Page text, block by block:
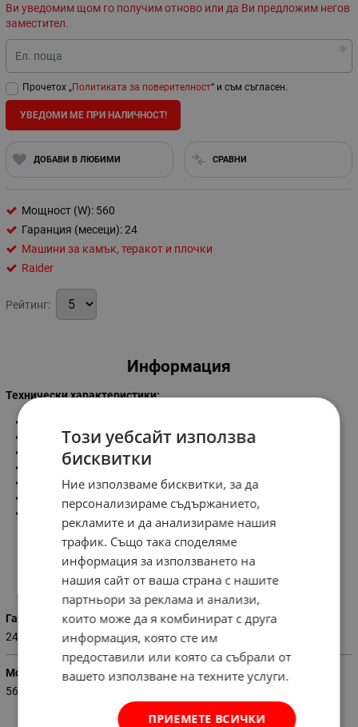
Ви уведомим щом го получим отново или да Ви предложим негов
заместител.
Ел. поща
Прочетох „Политиката за поверителност“ и съм съгласен.
УВЕДОМИ МЕ ПРИ НАЛИЧНОСТ!
ДОБАВИ В ЛЮБИМИ СРАВНИ
Мощност (W): 560
Гаранция (месеци): 24
Машини за камък, теракот и плочки
Raider
Рейтинг:
Информация
Технически характеристики:
Рязане под ъгъл:45°
Захранващо напрежение:
Обороти на празен ход :
Размер на диска:180 мм
Размер на плота:
385 х 395 мм
Характеристики
Гаранция (месеци)
24
Мощност (W)
560
Този уебсайт използва
бисквитки
Ние използваме бисквитки, за да
персонализираме съдържанието,
рекламите и да анализираме нашия
трафик. Също така споделяме
информация за използването на
нашия сайт от ваша страна с нашите
партньори за реклама и анализи,
които може да я комбинират с друга
информация, която сте им
предоставили или която са събрали от
вашето използване на техните услуги.
ПРИЕМЕТЕ ВСИЧКИ